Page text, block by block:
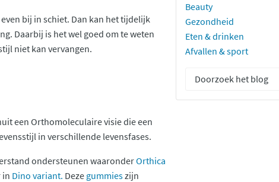
bij in schiet. Dan kan het tijdelijk
Daarbij is het wel goed om te weten
niet kan vervangen.
een Orthomoleculaire visie die een
in verschillende levensfases.
ondersteunen waaronderOrthica
in Dino variant. Deze gummieszijn
Beauty
Gezondheid
Eten & drinken
Afvallen & sport